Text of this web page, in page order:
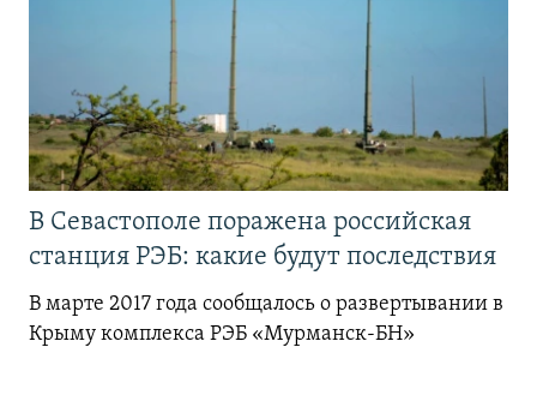
В Севастополе поражена российская
станция РЭБ: какие будут последствия
В марте 2017 года сообщалось о развертывании в
Крыму комплекса РЭБ «Мурманск-БН»